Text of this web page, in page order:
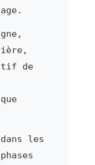
de
les